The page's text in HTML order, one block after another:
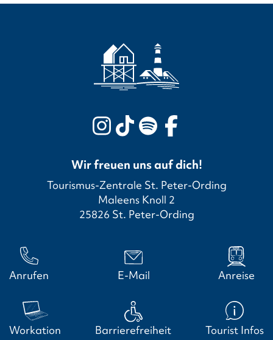
Wir freuen uns auf dich!
Tourismus-Zentrale St. Peter-Ording
Maleens Knoll 2
25826 St. Peter-Ording
Anrufen E-Mail Anreise
Workation Barrierefreiheit Tourist Infos